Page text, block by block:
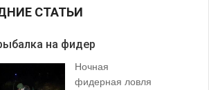
СТАТЬИ
на фидер
Ночная
фидерная ловля